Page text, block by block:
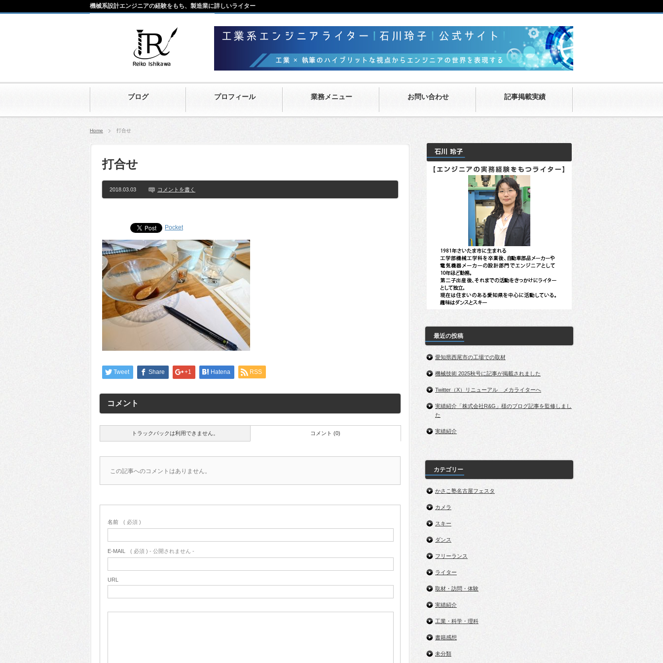
ブログ プロフィール 業務メニュー お問い合わせ 記事掲載実績
機械系設計エンジニアの経験をもち、製造業に詳しいライター
Home 打合せ
打合せ
2018.03.03 コメントを書く
Pocket
Tweet Share +1 Hatena RSS
コメント
トラックバックは利用できません。 コメント (0)
この記事へのコメントはありません。
名前 ( 必須 )
E-MAIL ( 必須 ) - 公開されません -
URL
最近の投稿
愛知県西尾市の工場での取材
機械技術 2025秋号に記事が掲載されました
Twitter（X）リニューアル メカライターへ
実績紹介「株式会社R&G」様のブログ記事を監修しまし
た
実績紹介
カテゴリー
かさこ塾名古屋フェスタ
カメラ
スキー
ダンス
フリーランス
ライター
取材・訪問・体験
実績紹介
工業・科学・理科
書籍感想
未分類